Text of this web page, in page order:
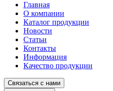
Главная
О компании
Каталог продукции
Новости
Статьи
Контакты
Информация
Качество продукции
Связаться с нами